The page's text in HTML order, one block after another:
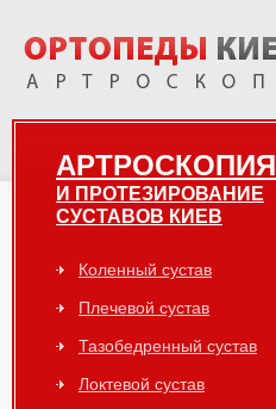
АРТРОСКОПИЯ
И ПРОТЕЗИРОВАНИЕ
СУСТАВОВ КИЕВ
Коленный сустав
Плечевой сустав
Тазобедренный сустав
Локтевой сустав